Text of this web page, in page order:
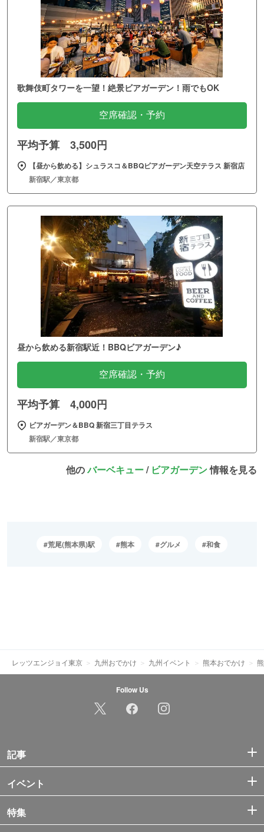
歌舞伎町タワーを一望！絶景ビアガーデン！雨でもOK
空席確認・予約
平均予算 3,500円
【昼から飲める】シュラスコ＆BBQビアガーデン天空テラス 新宿店
新宿駅／東京都
昼から飲める新宿駅近！BBQビアガーデン♪
空席確認・予約
平均予算 4,000円
ビアガーデン＆BBQ 新宿三丁目テラス
新宿駅／東京都
他のバーベキュー/ ビアガーデン情報を見る
荒尾(熊本県)駅 熊本 グルメ 和食
レッツエンジョイ東京 九州おでかけ 九州イベント 熊本おでかけ
Follow Us
記事
イベント
特集